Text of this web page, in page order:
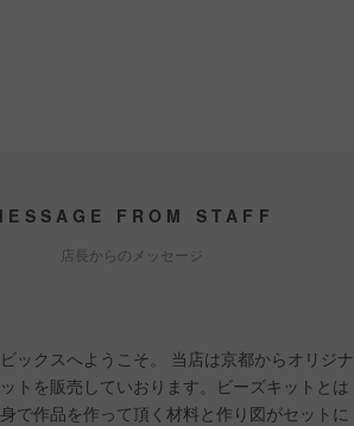
FROM STAFF
店長からのメッセージ
ックスへようこそ。 当店は京都からオリジナ
トを販売していおります。ビーズキットとは
で作品を作って頂く材料と作り図がセットに